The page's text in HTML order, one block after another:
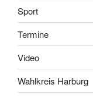
Sport
Termine
Video
Wahlkreis Harburg